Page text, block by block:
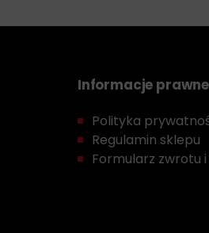
Informacje prawne
Polityka
Regulamin sklepu
Formularz zwrotu